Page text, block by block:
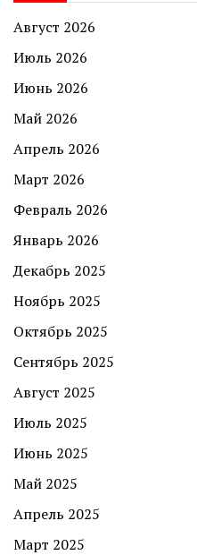
Август 2026
Июль 2026
Июнь 2026
Май 2026
Апрель 2026
Март 2026
Февраль 2026
Январь 2026
Декабрь 2025
Ноябрь 2025
Октябрь 2025
Сентябрь 2025
Август 2025
Июль 2025
Июнь 2025
Май 2025
Апрель 2025
Март 2025